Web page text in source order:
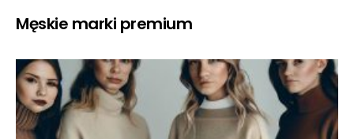
Męskie marki premium